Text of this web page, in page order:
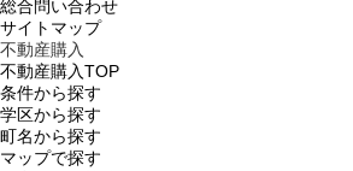
総合問い合わせ
サイトマップ
不動産購入
不動産購入TOP
条件から探す
学区から探す
町名から探す
マップで探す